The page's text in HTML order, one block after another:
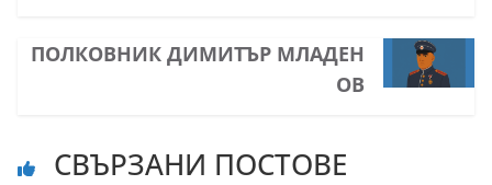
ПОЛКОВНИК ДИМИТЪР МЛАДЕН
ОВ
СВЪРЗАНИ ПОСТОВЕ